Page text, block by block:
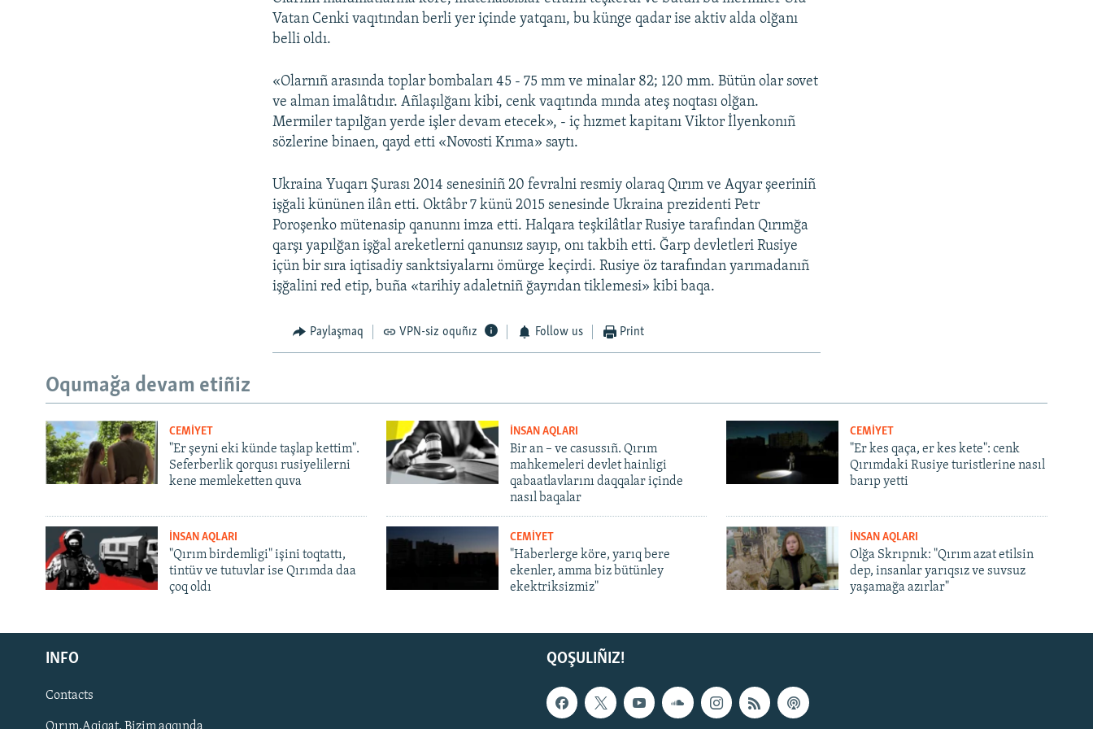
Русский
Українською
QOŞULIÑIZ!
Vatan Cenki vaqıtından berli yer içinde yatqanı, bu künge qadar ise aktiv alda olğanı
belli oldı.
«Olarnıñ arasında toplar bombaları 45 - 75 mm ve minalar 82; 120 mm. Bütün olar sovet
ve alman imalâtıdır. Añlaşılğanı kibi, cenk vaqıtında mında ateş noqtası olğan.
Mermiler tapılğan yerde işler devam etecek», - iç hızmet kapitanı Viktor İlyenkonıñ
sözlerine binaen, qayd etti «Novosti Krıma» saytı.
Ukraina Yuqarı Şurası 2014 senesiniñ 20 fevralni resmiy olaraq Qırım ve Aqyar şeeriniñ
işğali kününen ilân etti. Oktâbr 7 künü 2015 senesinde Ukraina prezidenti Petr
Poroşenko mütenasip qanunnı imza etti. Halqara teşkilâtlar Rusiye tarafından Qırımğa
qarşı yapılğan işğal areketlerni qanunsız sayıp, onı takbih etti. Ğarp devletleri Rusiye
içün bir sıra iqtisadiy sanktsiyalarnı ömürge keçirdi. Rusiye öz tarafından yarımadanıñ
işğalini red etip, buña «tarihiy adaletniñ ğayrıdan tiklemesi» kibi baqa.
Paylaşmaq VPN-siz oquñız Follow us Print
Oqumağa devam etiñiz
CEMİYET
"Er şeyni eki künde taşlap kettim".
Seferberlik qorqusı rusiyelilerni
kene memleketten quva
İNSAN AQLARI
Bir an – ve casussıñ. Qırım
mahkemeleri devlet hainligi
qabaatlavlarını daqqalar içinde
nasıl baqalar
CEMİYET
"Er kes qaça, er kes kete": cenk
Qırımdaki Rusiye turistlerine nasıl
barıp yetti
İNSAN AQLARI
"Qırım birdemligi" işini toqtattı,
tintüv ve tutuvlar ise Qırımda daa
çoq oldı
CEMİYET
"Haberlerge köre, yarıq bere
ekenler, amma biz bütünley
ekektriksizmiz"
İNSAN AQLARI
Olğa Skrıpnık: "Qırım azat etilsin
dep, insanlar yarıqsız ve suvsuz
yaşamağa azırlar"
QOŞULIÑIZ!
INFO
Contacts